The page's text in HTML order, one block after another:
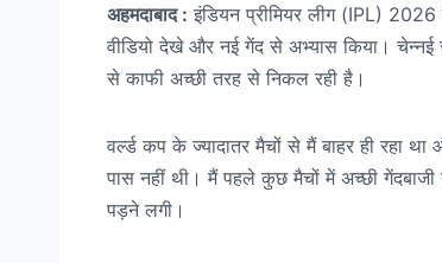
अहमदाबाद : इंडियन प्रीमियर लीग (IPL)
वीडियो देखे और नई गेंद से अभ्यास किया।
से काफी अच्छी तरह से निकल रही है।
वर्ल्ड कप के ज्यादातर मैचों से मैं बाहर ही रहा
पास नहीं थी। मैं पहले कुछ मैचों में अच्छी
पड़ने लगी।